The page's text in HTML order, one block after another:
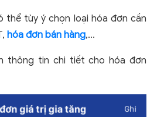
thể tùy ý chọn loại hóa đơn cần
hóa đơn bán hàng,...
thông tin chi tiết cho hóa đơn